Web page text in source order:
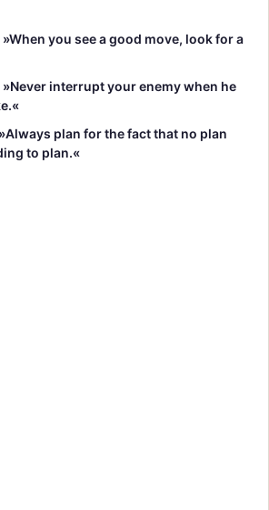
you see a good move, look for a
interrupt your enemy when he
plan for the fact that no plan
to plan.«